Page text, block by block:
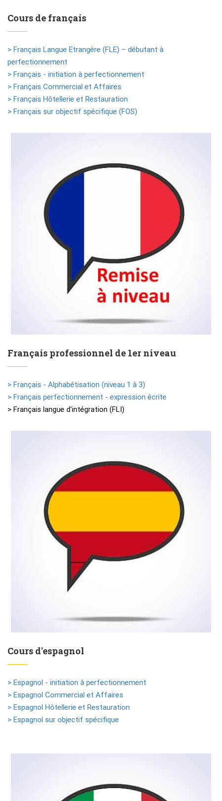
Cours de français
> Français Langue Etrangère (FLE) – débutant à
perfectionnement
> Français - initiation à perfectionnement
> Français Commercial et Affaires
> Français Hôtellerie et Restauration
> Français sur objectif spécifique (FOS)
Français professionnel de 1er niveau
> Français - Alphabétisation (niveau 1 à 3)
> Français perfectionnement - expression écrite
> Français langue d'intégration (FLI)
Cours d'espagnol
> Espagnol - initiation à perfectionnement
> Espagnol Commercial et Affaires
> Espagnol Hôtellerie et Restauration
> Espagnol sur objectif spécifique